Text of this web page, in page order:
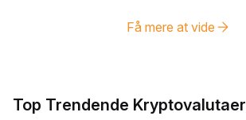
Få mere at vide
Top Trendende Kryptovalutaer